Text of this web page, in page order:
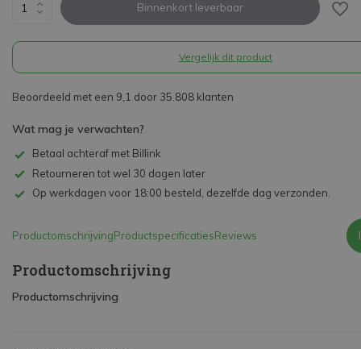
Binnenkort leverbaar
Vergelijk dit product
Beoordeeld met een 9,1 door 35.808 klanten
Wat mag je verwachten?
Betaal achteraf met Billink
Retourneren tot wel 30 dagen later
Op werkdagen voor 18:00 besteld, dezelfde dag verzonden.
ProductomschrijvingProductspecificatiesReviews
Productomschrijving
Productomschrijving